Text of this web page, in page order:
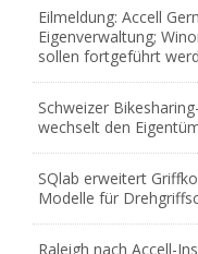
Eilmeldung: Accell
Eigenverwaltung;
sollen fortgeführt
Schweizer
wechselt den
SQlab erweitert
Modelle für
Raleigh nach Accell-